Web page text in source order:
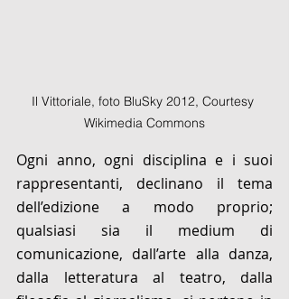
Il Vittoriale, foto BluSky 2012, Courtesy
Wikimedia Commons
Ogni anno, ogni disciplina e i suoi
rappresentanti, declinano il tema
dell’edizione a modo proprio;
qualsiasi sia il medium di
comunicazione, dall’arte alla danza,
dalla letteratura al teatro, dalla